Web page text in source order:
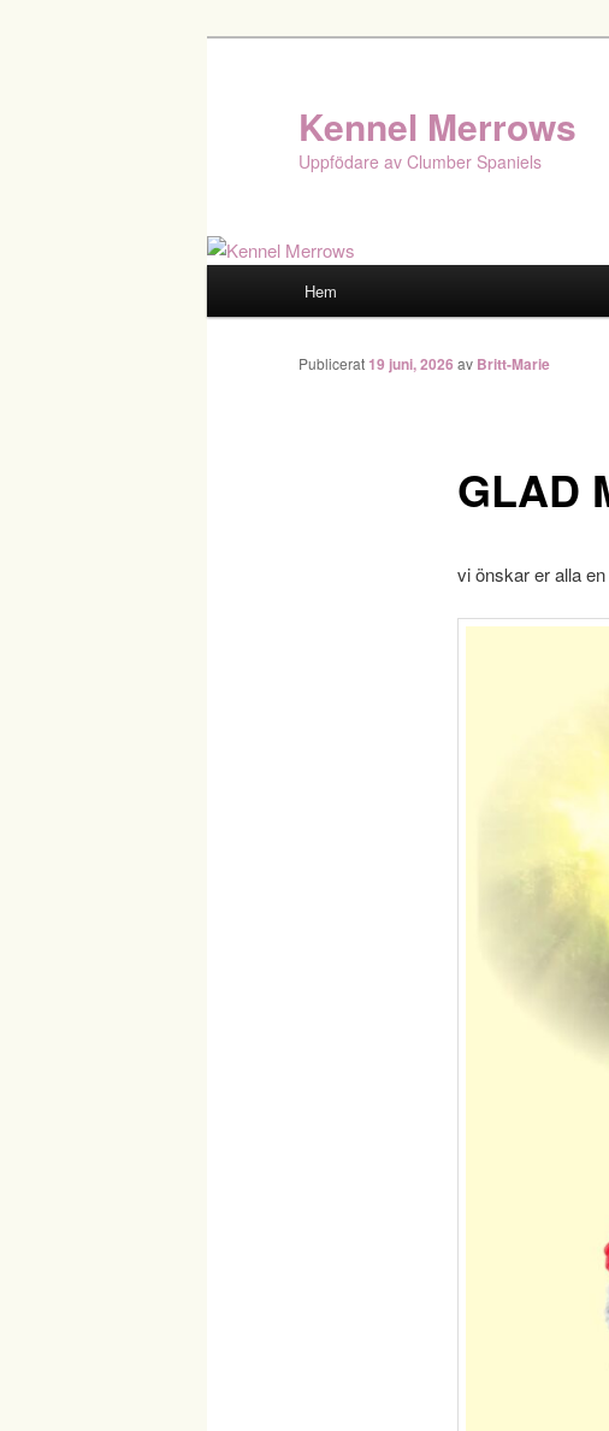
Kennel Merrows
Uppfödare av Clumber Spaniels
Hem
GLAD
Publicerat 19 juni, 2026 av Britt-Marie
vi önskar er alla